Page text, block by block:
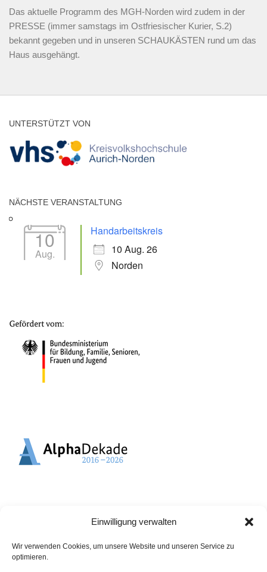
Einwilligung verwalten
Wir verwenden Cookies, um unsere Website und unseren Service zu
optimieren.
Das aktuelle Programm des MGH-Norden wird zudem in der
PRESSE (immer samstags im Ostfriesischer Kurier, S.2)
bekannt gegeben und in unseren SCHAUKÄSTEN rund um das
Haus ausgehängt.
UNTERSTÜTZT VON
NÄCHSTE VERANSTALTUNG
10
Aug.
Handarbeitskreis
10 Aug. 26
Norden